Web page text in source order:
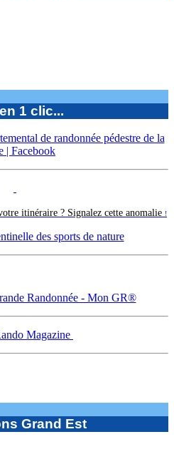
1 clic...
de randonnée pédestre de la
| Facebook
itinéraire ? Signalez cette anomalie !
des sports de nature
Randonnée - Mon GR®
Magazine
Grand Est